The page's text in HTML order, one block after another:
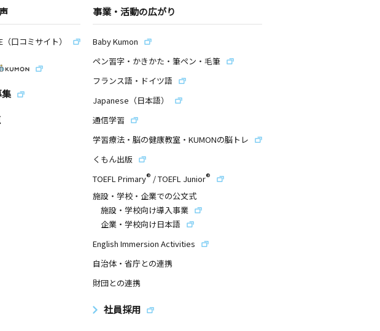
口コミサイト）
事業・活動の広がり
Baby Kumon
ペン習字・かきかた・筆ペン・毛筆
フランス語・ドイツ語
Japanese（日本語）
通信学習
学習療法・脳の健康教室・KUMONの脳トレ
くもん出版
TOEFL Primary® /TOEFL Junior®
施設・学校・企業での公文式
施設・学校向け導入事業
企業・学校向け日本語
English Immersion Activities
自治体・省庁との連携
財団との連携
社員採用